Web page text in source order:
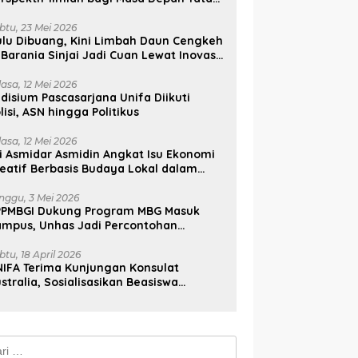
23 Mei 2026
Dibuang, Kini Limbah Daun Cengkeh
Sinjai Jadi Cuan Lewat Inovasi
12 Mei 2026
Pascasarjana Unifa Diikuti
ASN hingga Politikus
12 Mei 2026
Asmidar Asmidin Angkat Isu Ekonomi
Berbasis Budaya Lokal dalam
3 Mei 2026
Dukung Program MBG Masuk
Unhas Jadi Percontohan
18 April 2026
Terima Kunjungan Konsulat
Sosialisasikan Beasiswa